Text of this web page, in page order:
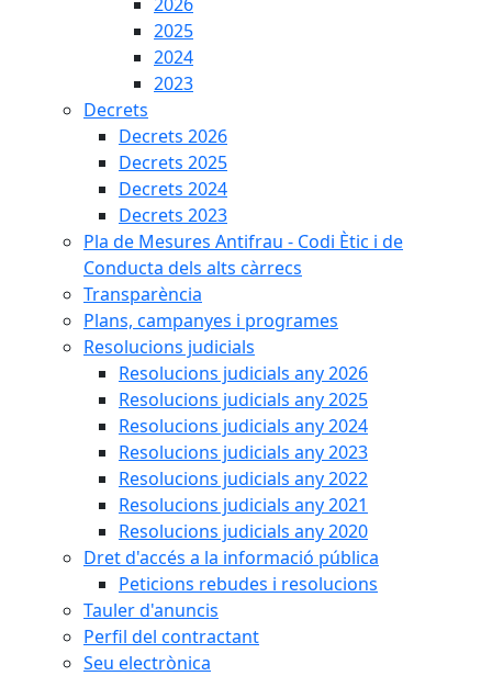
2025
2024
2023
Decrets
Decrets 2026
Decrets 2025
Decrets 2024
Decrets 2023
Pla de Mesures Antifrau - Codi Ètic i de
Conducta dels alts càrrecs
Transparència
Plans, campanyes i programes
Resolucions judicials
Resolucions judicials any 2026
Resolucions judicials any 2025
Resolucions judicials any 2024
Resolucions judicials any 2023
Resolucions judicials any 2022
Resolucions judicials any 2021
Resolucions judicials any 2020
Dret d'accés a la informació pública
Peticions rebudes i resolucions
Tauler d'anuncis
Perfil del contractant
Seu electrònica